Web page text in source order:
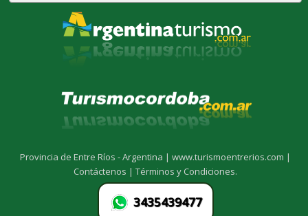
Provincia de Entre Ríos - Argentina |www.turismoentrerios.com |
Contáctenos |Términos y Condiciones.
3435439477